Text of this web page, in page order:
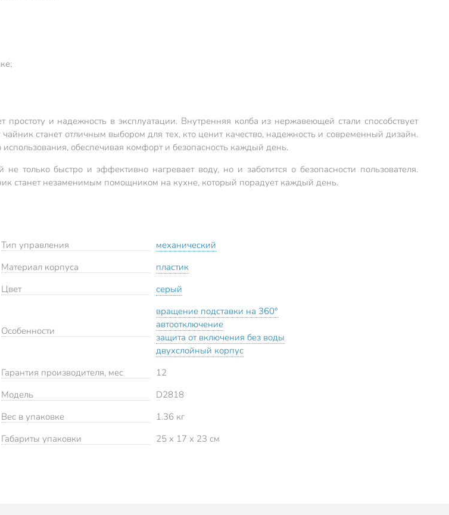
и надежность в эксплуатации. Внутренняя колба из нержавеющей стали способствует
станет отличным выбором для тех, кто ценит качество, надежность и современный дизайн.
обеспечивая комфорт и безопасность каждый день.
только быстро и эффективно нагревает воду, но и заботится о безопасности пользователя.
станет незаменимым помощником на кухне, который порадует каждый день.
Тип управления
механический
Материал корпуса
пластик
Цвет
серый
Особенности
вращение подставки на 360°
автоотключение
защита от включения без воды
двухслойный корпус
Гарантия производителя, мес
12
Модель
D2818
Вес в упаковке
1.36 кг
Габариты упаковки
25 x 17 x 23 см